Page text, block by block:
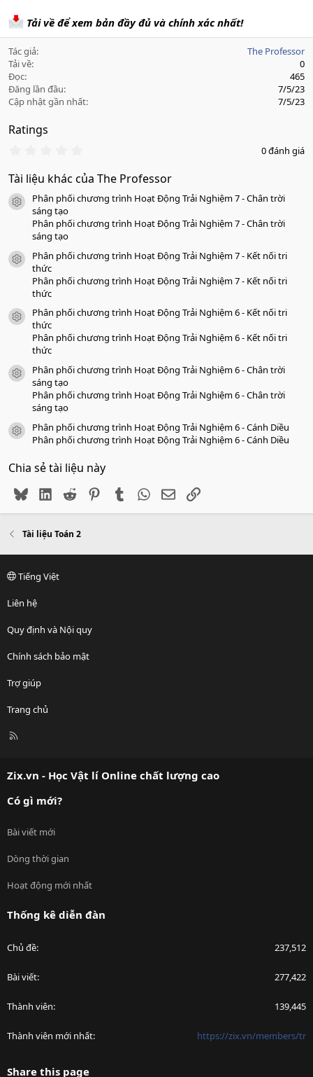
Tải về để xem bản đầy đủ và chính xác nhất!
Tác giả
The Professor
Tải về
0
Đọc
465
Đăng lần đầu
7/5/23
Cập nhật gần nhất
7/5/23
Ratings
0
0
a
0 đánh giá
Tài liệu khác của The Professor
icon tài liệu
Phân phối chương trình Hoạt Động Trải Nghiệm 7 - Chân trời
sáng tạo
Phân phối chương trình Hoạt Động Trải Nghiệm 7 - Chân trời
sáng tạo
icon tài liệu
Phân phối chương trình Hoạt Động Trải Nghiệm 7 - Kết nối tri
thức
Phân phối chương trình Hoạt Động Trải Nghiệm 7 - Kết nối tri
thức
icon tài liệu
Phân phối chương trình Hoạt Động Trải Nghiệm 6 - Kết nối tri
thức
Phân phối chương trình Hoạt Động Trải Nghiệm 6 - Kết nối tri
thức
icon tài liệu
Phân phối chương trình Hoạt Động Trải Nghiệm 6 - Chân trời
sáng tạo
Phân phối chương trình Hoạt Động Trải Nghiệm 6 - Chân trời
sáng tạo
icon tài liệu
Phân phối chương trình Hoạt Động Trải Nghiệm 6 - Cánh Diều
Phân phối chương trình Hoạt Động Trải Nghiệm 6 - Cánh Diều
Chia sẻ tài liệu này
BlueskyLinkedIn
Reddit PinterestTumblr WhatsApp
EmailLink
Tài liệu Toán 2
Tiếng Việt
Liên hệ
Quy định và Nội quy
Chính sách bảo mật
Trợ giúp
Trang chủ
R
Zix.vn - Học Vật lí Online chất lượng cao
Có gì mới?
Bài viết mới
Dòng thời gian
Hoạt động mới nhất
Thống kê diễn đàn
Chủ đề 237,512
Bài viết 277,422
Thành viên 139,445
Thành viên mới nhất https://zix.vn/members/tr
Share this page